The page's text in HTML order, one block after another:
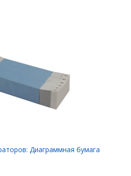
Диаграммная бумага